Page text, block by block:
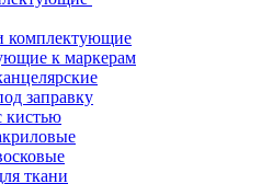
комплектующие
к маркерам
заправку
кистью
ткани